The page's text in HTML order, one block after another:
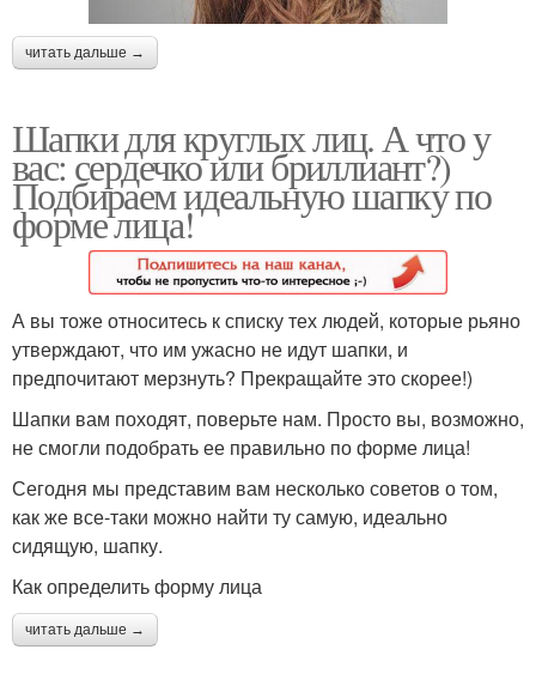
читать дальше →
Шапки для круглых лиц. А что у
вас: сердечко или бриллиант?)
Подбираем идеальную шапку по
форме лица!
А вы тоже относитесь к списку тех людей, которые рьяно
утверждают, что им ужасно не идут шапки, и
предпочитают мерзнуть? Прекращайте это скорее!)
Шапки вам походят, поверьте нам. Просто вы, возможно,
не смогли подобрать ее правильно по форме лица!
Сегодня мы представим вам несколько советов о том,
как же все-таки можно найти ту самую, идеально
сидящую, шапку.
Как определить форму лица
читать дальше →